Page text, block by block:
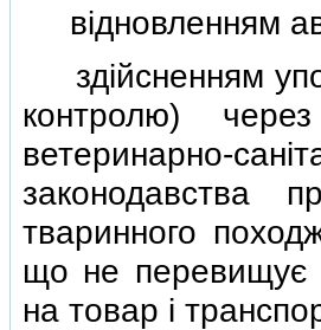
вiдновленням
здiйсненням
контролю)
ветеринарно-
законодавства
тваринного
що не перевищує
на товар i